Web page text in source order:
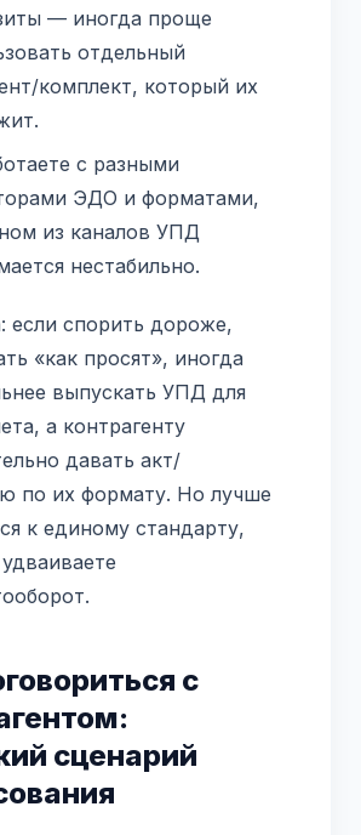
— иногда проще
отдельный
комплект, который их
с разными
ЭДО и форматами,
из каналов УПД
нестабильно.
если спорить дороже,
«как просят», иногда
выпускать УПД для
а контрагенту
давать акт/
по их формату. Но лучше
к единому стандарту,
с
сценарий